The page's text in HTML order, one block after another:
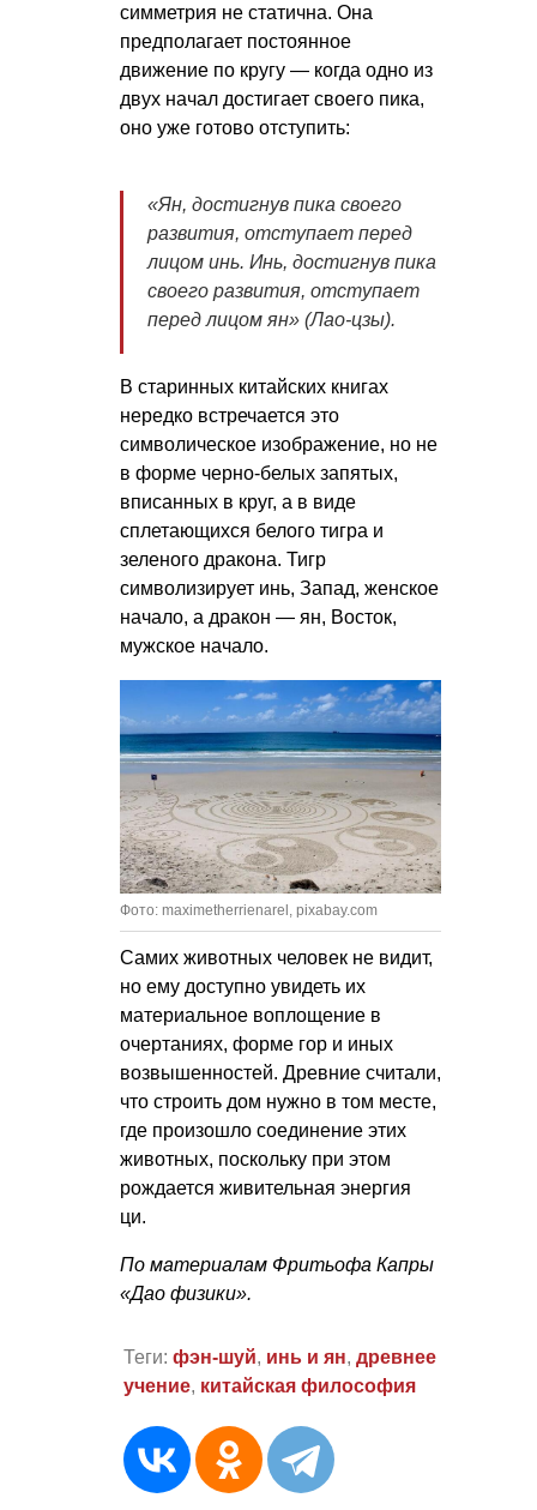
симметрия не статична. Она
предполагает постоянное
движение по кругу — когда одно из
двух начал достигает своего пика,
оно уже готово отступить:
«Ян, достигнув пика своего
развития, отступает перед
лицом инь. Инь, достигнув пика
своего развития, отступает
перед лицом ян» (Лао-цзы).
В старинных китайских книгах
нередко встречается это
символическое изображение, но не
в форме черно-белых запятых,
вписанных в круг, а в виде
сплетающихся белого тигра и
зеленого дракона. Тигр
символизирует инь, Запад, женское
начало, а дракон — ян, Восток,
мужское начало.
Фото: maximetherrienarel, pixabay.com
Самих животных человек не видит,
но ему доступно увидеть их
материальное воплощение в
очертаниях, форме гор и иных
возвышенностей. Древние считали,
что строить дом нужно в том месте,
где произошло соединение этих
животных, поскольку при этом
рождается живительная энергия
ци.
По материалам Фритьофа Капры
«Дао физики».
Теги: фэн-шуй, инь и ян, древнее
учение, китайская философия